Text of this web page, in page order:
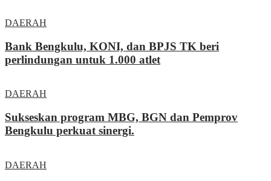
DAERAH
Bank Bengkulu, KONI, dan BPJS TK beri
perlindungan untuk 1.000 atlet
DAERAH
Sukseskan program MBG, BGN dan Pemprov
Bengkulu perkuat sinergi.
DAERAH